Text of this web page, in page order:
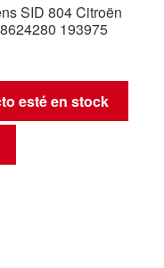
SID 804 Citroën
193975
esté en stock